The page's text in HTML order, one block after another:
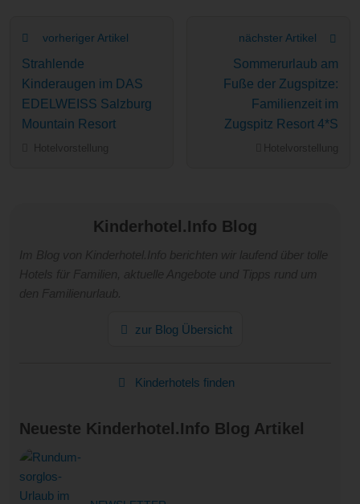
vorheriger Artikel
Strahlende
Kinderaugen im DAS
EDELWEISS Salzburg
Mountain Resort
nächster Artikel
Sommerurlaub am
Fuße der Zugspitze:
Familienzeit im
Zugspitz Resort 4*S
Kinderhotel.Info Blog
zur Blog Übersicht
Kinderhotels finden
Neueste Kinderhotel.Info Blog Artikel